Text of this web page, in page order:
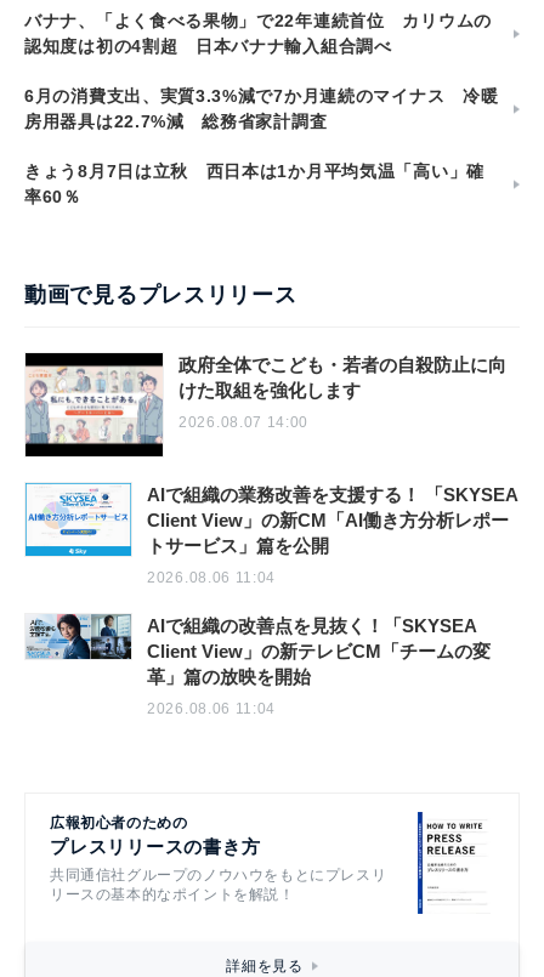
バナナ、「よく食べる果物」で22年連続首位 カリウムの
認知度は初の4割超 日本バナナ輸入組合調べ
6月の消費支出、実質3.3%減で7か月連続のマイナス 冷暖
房用器具は22.7%減 総務省家計調査
きょう8月7日は立秋 西日本は1か月平均気温「高い」確
率60％
動画で見るプレスリリース
政府全体でこども・若者の自殺防止に向
けた取組を強化します
2026.08.07 14:00
AIで組織の業務改善を支援する！ 「SKYSEA
Client View」の新CM「AI働き方分析レポー
トサービス」篇を公開
2026.08.06 11:04
AIで組織の改善点を見抜く！「SKYSEA
Client View」の新テレビCM「チームの変
革」篇の放映を開始
2026.08.06 11:04
広報初心者のための
プレスリリースの書き方
共同通信社グループのノウハウをもとにプレスリ
リースの基本的なポイントを解説！
詳細を見る